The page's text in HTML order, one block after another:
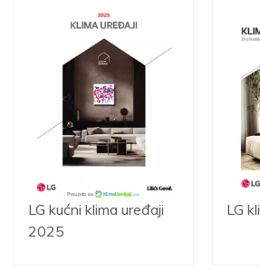
LG kućni klima uređaji
2025
LG